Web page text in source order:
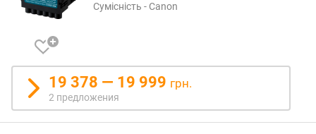
Сумісність - Canon
19 378 — 19 999 грн.
2 предложения